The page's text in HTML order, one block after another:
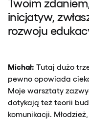
inicjatyw,
rozwoju
Michał: Tutaj dużo
pewno opowiada
Moje warsztaty
dotykają też teorii
komunikacji.